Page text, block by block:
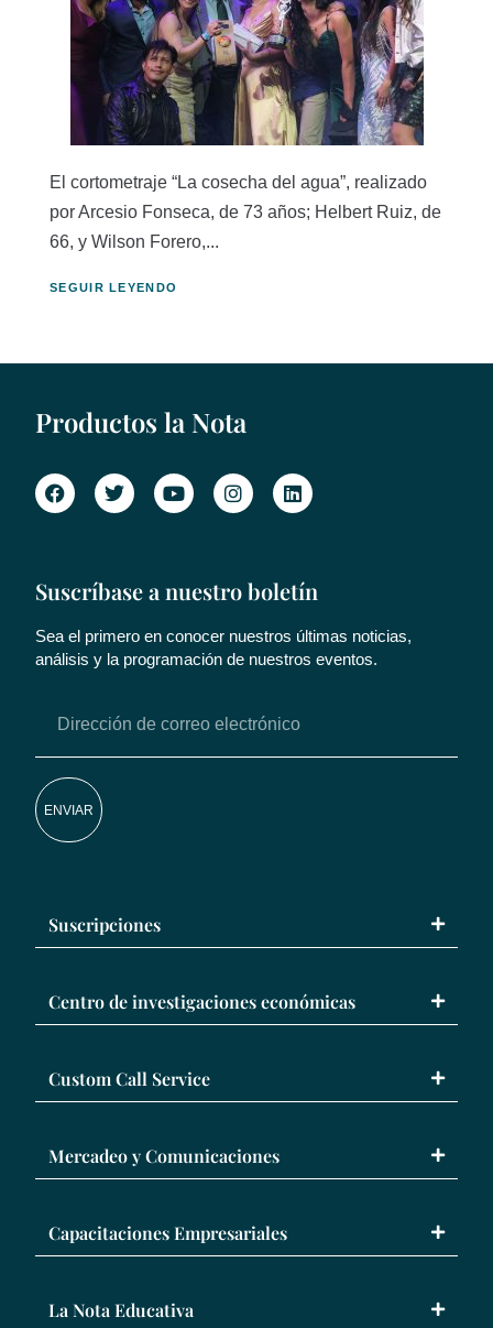
El cortometraje “La cosecha del agua”, realizado
por Arcesio Fonseca, de 73 años; Helbert Ruiz, de
66, y Wilson Forero,...
SEGUIR LEYENDO
Productos la Nota
Suscríbase a nuestro boletín
Sea el primero en conocer nuestros últimas noticias,
análisis y la programación de nuestros eventos.
ENVIAR
Suscripciones
Centro de investigaciones económicas
Custom Call Service
Mercadeo y Comunicaciones
Capacitaciones Empresariales
La Nota Educativa